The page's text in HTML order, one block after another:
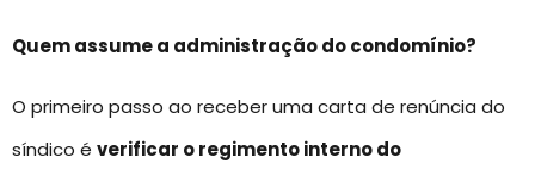
Quem assume a administração do condomínio?
O primeiro passo ao receber uma carta de renúncia do
síndico é verificar o regimento interno do